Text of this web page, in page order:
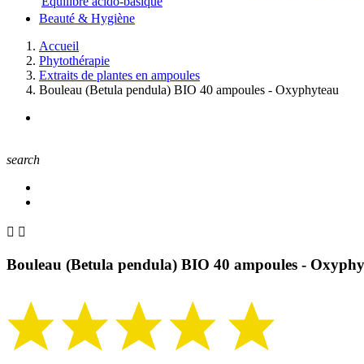
Beauté & Hygiène
Accueil
Phytothérapie
Extraits de plantes en ampoules
Bouleau (Betula pendula) BIO 40 ampoules - Oxyphyteau
search
 
Bouleau (Betula pendula) BIO 40 ampoules -